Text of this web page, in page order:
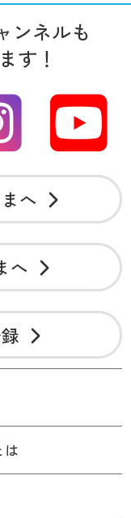
ンネルも
す！
へ
へ
は